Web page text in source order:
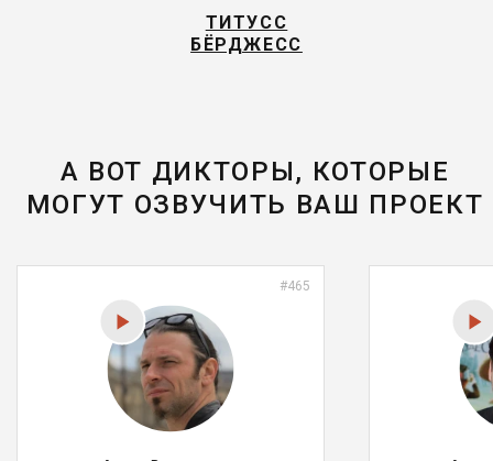
ТИТУСС
БЁРДЖЕСС
А ВОТ ДИКТОРЫ, КОТОРЫЕ
МОГУТ ОЗВУЧИТЬ ВАШ ПРОЕКТ
#465